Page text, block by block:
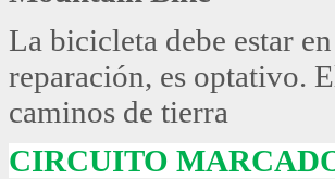
La bicicleta debe estar
reparación, es optativo.
caminos de tierra
CIRCUITO